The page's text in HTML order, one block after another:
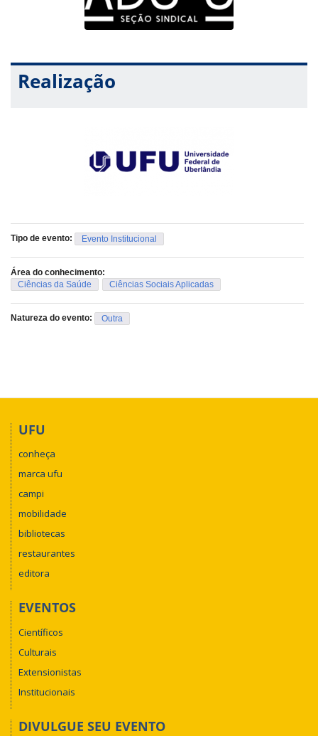
Realização
Tipo de evento: Evento Institucional
Área do conhecimento:
Ciências da Saúde
Ciências Sociais Aplicadas
Natureza do evento: Outra
UFU
conheça
marca ufu
campi
mobilidade
bibliotecas
restaurantes
editora
EVENTOS
Científicos
Culturais
Extensionistas
Institucionais
DIVULGUE SEU EVENTO